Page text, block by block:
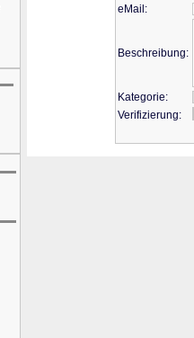
eMail:
Beschreibung:
Kategorie:
Verifizierung: